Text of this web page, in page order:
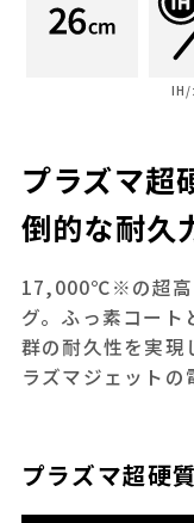
IH/
プラズマ超
倒的な耐久
17,000℃※の超高
グ。ふっ素コー
群の耐久性を実
ラズマジェットの
プラズマ超硬